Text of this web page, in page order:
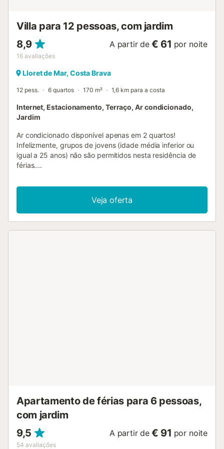
Villa para 12 pessoas, com jardim
8,9
16 avaliações
A partir de € 61 por noite
Lloret de Mar, Costa Brava
12 pess. 6 quartos 170 m² 1,6 km para a costa
Internet, Estacionamento, Terraço, Ar condicionado,
Jardim
Ar condicionado disponível apenas em 2 quartos!
Infelizmente, grupos de jovens (idade média inferior ou
igual a 25 anos) não são permitidos nesta residência de
férias....
Veja oferta
Apartamento de férias para 6 pessoas,
com jardim
9,5
54 avaliações
A partir de € 91 por noite